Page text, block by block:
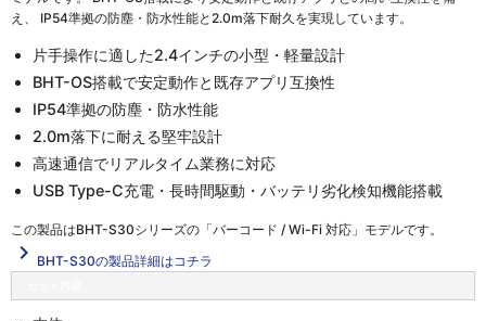
え、 IP54準拠の防塵・防水性能と2.0m落下耐久を実現しています。
片手操作に適した2.4インチの小型・軽量設計
BHT-OS搭載で安定動作と既存アプリ互換性
IP54準拠の防塵・防水性能
2.0m落下に耐える堅牢設計
高速通信でリアルタイム業務に対応
USB Type-C充電・長時間駆動・バッテリ劣化検知機能搭載
この製品はBHT-S30シリーズの「バーコード / Wi-Fi 対応」 モデルです。
navigate_next BHT-S30の製品詳細はコチラ